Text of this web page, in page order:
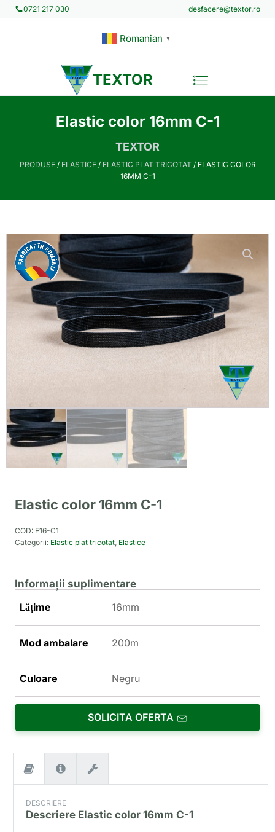
0721 217 030 desfacere@textor.ro
Romanian ▼
TEXTOR
Elastic color 16mm C-1
TEXTOR
PRODUSE/ ELASTICE/ ELASTIC PLAT TRICOTAT/ ELASTIC COLOR
16MM C-1
Elastic color 16mm C-1
COD: E16-C1
Categorii: Elastic plat tricotat, Elastice
Informații suplimentare
Lățime
16mm
Mod ambalare 200m
Culoare Negru
SOLICITA OFERTA
DESCRIERE
Descriere Elastic color 16mm C-1